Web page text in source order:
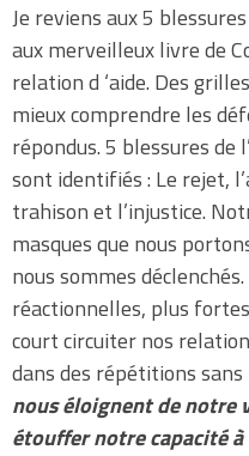
Je reviens aux 5
aux merveilleux livre de
relation d ‘aide. Des
mieux comprendre les
répondus. 5 blessures de
sont identifiés : Le rejet,
trahison et l’injustice.
masques que nous
nous sommes
réactionnelles, plus
court circuiter nos
dans des répétitions
nous éloignent de
étouffer notre capacité à